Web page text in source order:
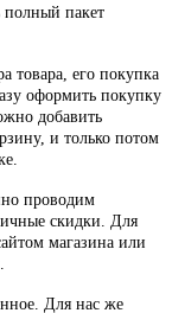
полный пакет
товара, его покупка
оформить покупку
добавить
и только потом
проводим
скидки. Для
магазина или
Для нас же